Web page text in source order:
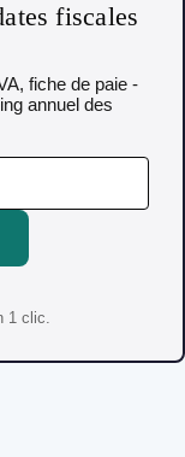
fiscales
fiche de paie -
annuel des
1 clic.